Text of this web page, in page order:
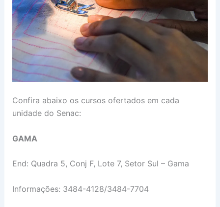
Confira abaixo os cursos ofertados em cada
unidade do Senac:
GAMA
End: Quadra 5, Conj F, Lote 7, Setor Sul – Gama
Informações: 3484-4128/3484-7704